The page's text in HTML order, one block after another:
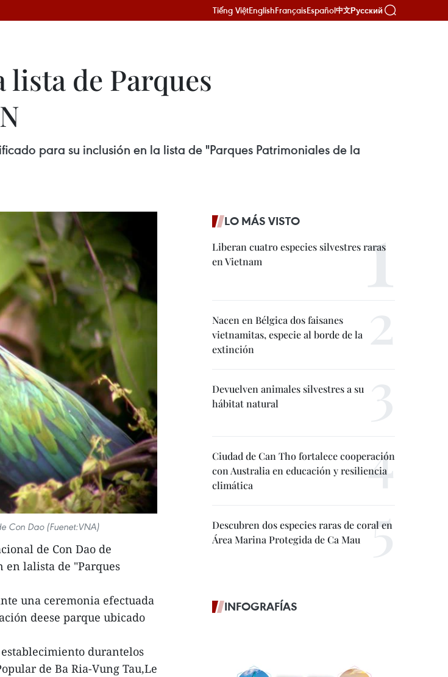
Tiếng ViệtEnglishFrançaisEspañol中文Русский
lista de Parques
para su inclusión en la lista de "Parques Patrimoniales de la
Con Dao (Fuenet:VNA)
de Con Dao de
lalista de "Parques
una ceremonia efectuada
deese parque ubicado
durantelos
de Ba Ria-Vung Tau,Le
LO MÁS VISTO
Liberan cuatro especies silvestres raras
en Vietnam
Nacen en Bélgica dos faisanes
vietnamitas, especie al borde de la
extinción
Devuelven animales silvestres a su
hábitat natural
Ciudad de Can Tho fortalece cooperación
con Australia en educación y resiliencia
climática
Descubren dos especies raras de coral en
Área Marina Protegida de Ca Mau
INFOGRAFÍAS